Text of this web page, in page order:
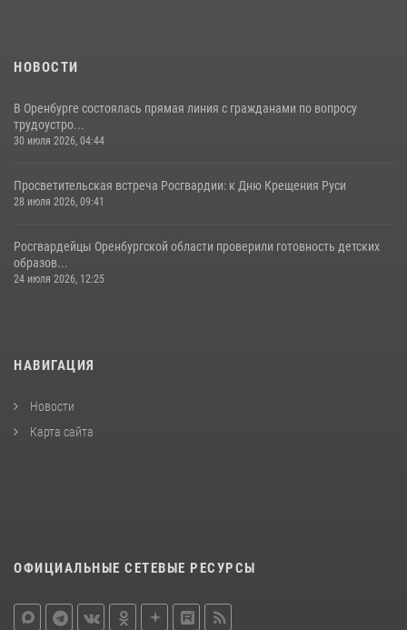
НОВОСТИ
В Оренбурге состоялась прямая линия с гражданами по вопросу
трудоустро...
30 июля 2026, 04:44
Просветительская встреча Росгвардии: к Дню Крещения Руси
28 июля 2026, 09:41
Росгвардейцы Оренбургской области проверили готовность детских
образов...
24 июля 2026, 12:25
НАВИГАЦИЯ
Новости
Карта сайта
ОФИЦИАЛЬНЫЕ СЕТЕВЫЕ РЕСУРСЫ